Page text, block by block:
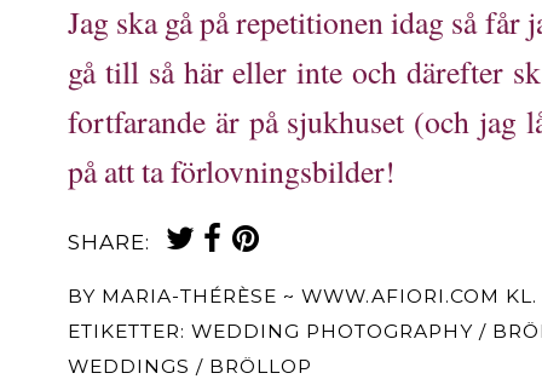
Jag ska gå på repetitionen idag så
gå till så här eller inte och därefter
fortfarande är på sjukhuset (och jag
på att ta förlovningsbilder!
SHARE:
BY MARIA-THÉRÈSE ~ WWW.AFIORI.COM KL.
ETIKETTER: WEDDING PHOTOGRAPHY /
WEDDINGS / BRÖLLOP